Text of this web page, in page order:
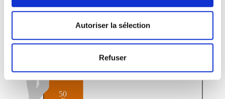
Autoriser la sélection
Refuser